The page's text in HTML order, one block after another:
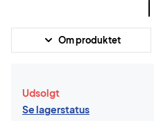
Om produktet
Udsolgt
Se lagerstatus